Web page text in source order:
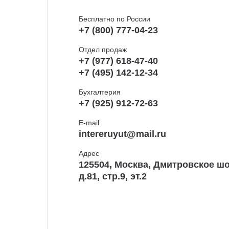
Бесплатно по России
+7 (800) 777-04-23
Отдел продаж
+7 (977) 618-47-40
+7 (495) 142-12-34
Бухгалтерия
+7 (925) 912-72-63
E-mail
intereruyut@mail.ru
Адрес
125504, Москва, Дмитровское
д.81, стр.9, эт.2